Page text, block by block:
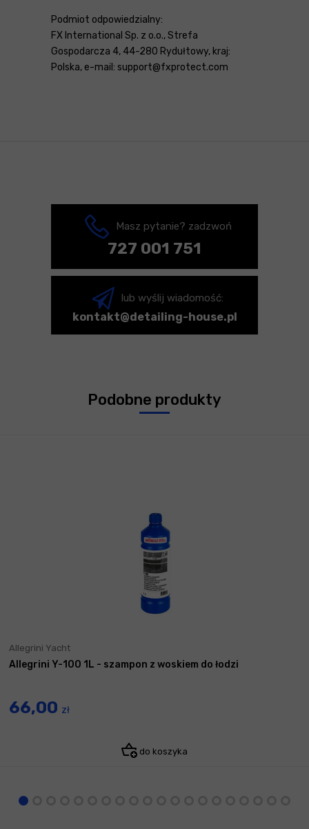
Podmiot odpowiedzialny:
FX International Sp. z o.o., Strefa
Gospodarcza 4, 44-280 Rydułtowy, kraj:
Polska, e-mail: support@fxprotect.com
Masz pytanie? zadzwoń
727 001 751
lub wyślij wiadomość:
kontakt@detailing-house.pl
Podobne produkty
Allegrini Yacht
Allegrini Y-100 1L - szampon z woskiem do łodzi
66,00 zł
do koszyka